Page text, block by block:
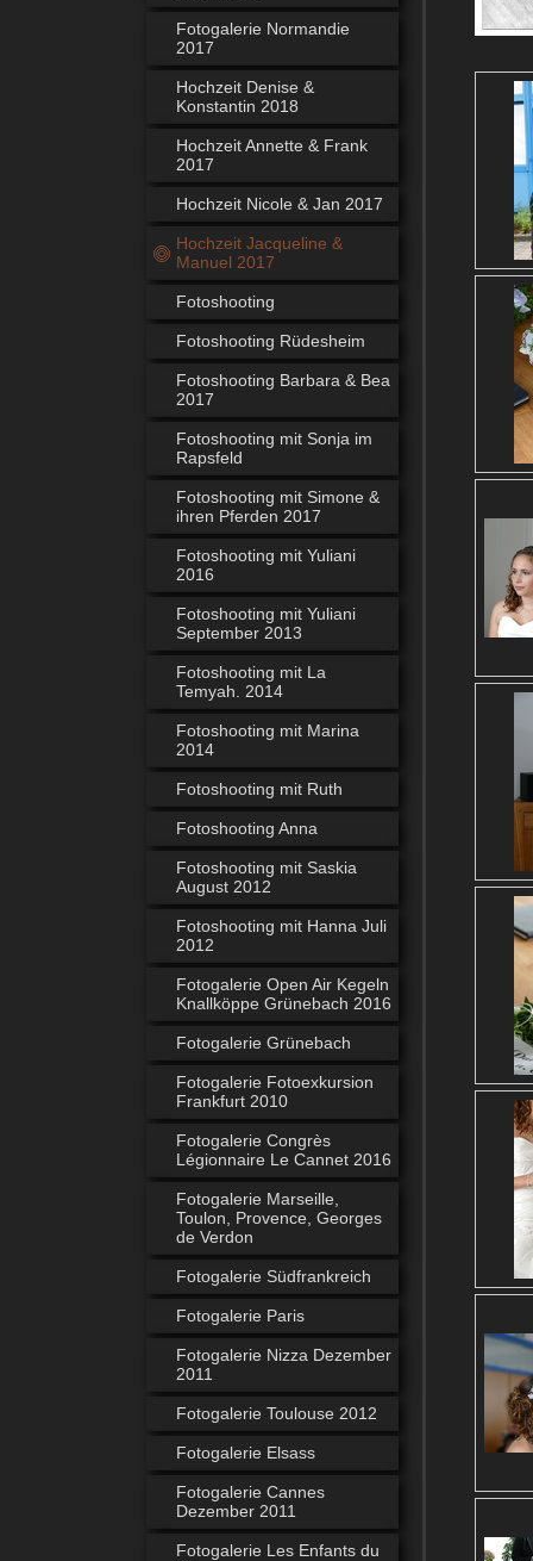
Fotogalerie Normandie
2017
Hochzeit Denise &
Konstantin 2018
Hochzeit Annette & Frank
2017
Hochzeit Nicole & Jan 2017
Hochzeit Jacqueline &
Manuel 2017
Fotoshooting
Fotoshooting Rüdesheim
Fotoshooting Barbara & Bea
2017
Fotoshooting mit Sonja im
Rapsfeld
Fotoshooting mit Simone &
ihren Pferden 2017
Fotoshooting mit Yuliani
2016
Fotoshooting mit Yuliani
September 2013
Fotoshooting mit La
Temyah. 2014
Fotoshooting mit Marina
2014
Fotoshooting mit Ruth
Fotoshooting Anna
Fotoshooting mit Saskia
August 2012
Fotoshooting mit Hanna Juli
2012
Fotogalerie Open Air Kegeln
Knallköppe Grünebach 2016
Fotogalerie Grünebach
Fotogalerie Fotoexkursion
Frankfurt 2010
Fotogalerie Congrès
Légionnaire Le Cannet 2016
Fotogalerie Marseille,
Toulon, Provence, Georges
de Verdon
Fotogalerie Südfrankreich
Fotogalerie Paris
Fotogalerie Nizza Dezember
2011
Fotogalerie Toulouse 2012
Fotogalerie Elsass
Fotogalerie Cannes
Dezember 2011
Fotogalerie Les Enfants du